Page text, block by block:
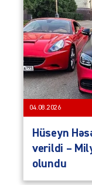
04.08.2026
Hüseyn
verildi –
olundu